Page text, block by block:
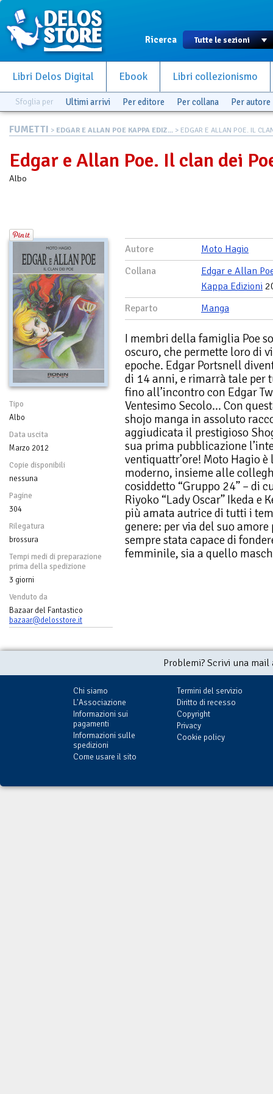
Ricerca
Libri Delos Digital Ebook Libri collezionismo
Sfoglia per Ultimi arrivi Per editore Per collana Per autore
FUMETTI > EDGAR E ALLAN POE KAPPA EDIZ... > EDGAR E ALLAN POE. IL
Edgar e Allan Poe. Il clan dei
Albo
Tipo
Albo
Data uscita
Marzo 2012
Copie disponibili
nessuna
Pagine
304
Rilegatura
brossura
Tempi medi di preparazione
prima della spedizione
3 giorni
Venduto da
Bazaar del Fantastico
bazaar@delosstore.it
Autore
Moto Hagio
Collana
Edgar e Allan
Kappa Edizioni
Reparto
Manga
I membri della famiglia Poe
oscuro, che permette loro di
epoche. Edgar Portsnell
di 14 anni, e rimarrà tale per
fino all’incontro con Edgar
Ventesimo Secolo… Con
shojo manga in assoluto
aggiudicata il prestigioso
sua prima pubblicazione
ventiquattr’ore! Moto Hagio
moderno, insieme alle
cosiddetto “Gruppo 24” – di
Riyoko “Lady Oscar” Ikeda e
più amata autrice di tutti i
genere: per via del suo
sempre stata capace di
femminile, sia a quello
Problemi? Scrivi una
Chi siamo
L'Associazione
Informazioni sui
pagamenti
Informazioni sulle
spedizioni
Come usare il sito
Termini del servizio
Diritto di recesso
Copyright
Privacy
Cookie policy